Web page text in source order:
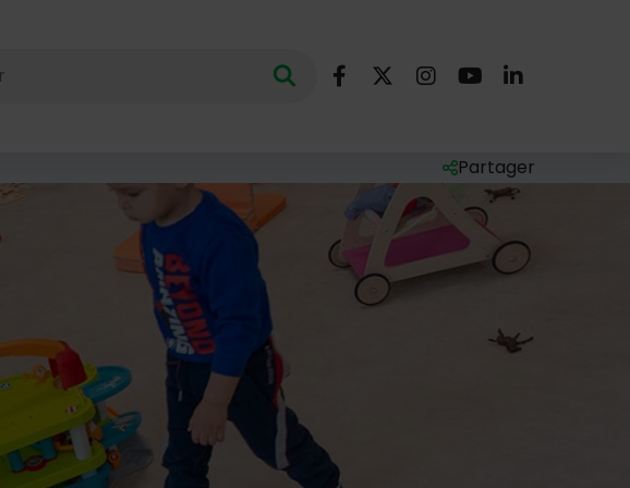
dans le site avec des mots clés au minimum de 3 caractères
Lancer la recherche
Nous suivre
Facebook
X (Twitter)
Instagram
YouTubeLinkedIn
Liste des liens de
Partager